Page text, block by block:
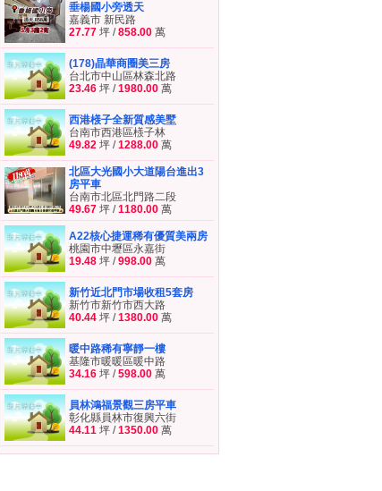
垂楊國小旁透天
嘉義市 新民路
27.77 坪 /858.00 萬
(178)晶華商圈美三房
台北市中山區林森北路
23.46 坪 /1980.00 萬
西港檨子全新質感美墅
台南市西港區檨子林
49.82 坪 /1288.00 萬
北區大光國小大道陽台進出3
房平車
台南市北區北門路二段
49.67 坪 /1180.00 萬
A22核心捷運稀有優質美兩房
桃園市中壢區永嘉街
19.48 坪 /998.00 萬
新竹近北門市場收租5套房
新竹市新竹市西大路
40.44 坪 /1380.00 萬
暖中路稀有寧靜一樓
基隆市暖暖區暖中路
34.16 坪 /598.00 萬
員林鴻福景觀三房平車
彰化縣員林市復興六街
44.11 坪 /1350.00 萬